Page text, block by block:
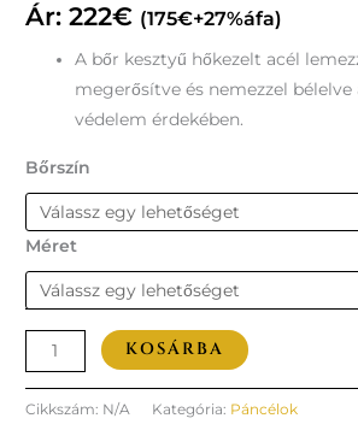
Ár: 222€ (175€+27%áfa)
A bőr kesztyű hőkezelt acél
megerősítve és nemezzel
védelem érdekében.
Bőrszín
Méret
KOSÁRBA
Cikkszám: N/A Kategória: Páncélok